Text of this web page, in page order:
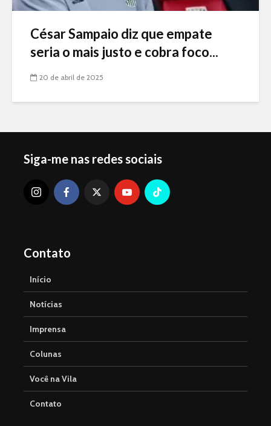
César Sampaio diz que empate
seria o mais justo e cobra foco...
20 de abril de 2025
Siga-me nas redes sociais
Contato
Início
Notícias
Imprensa
Colunas
Você na Vila
Contato